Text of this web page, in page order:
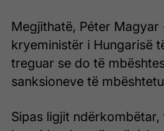
Megjithatë, Péter Magyar
kryeministër i Hungarisë
treguar se do të
sanksioneve të
Sipas ligjit